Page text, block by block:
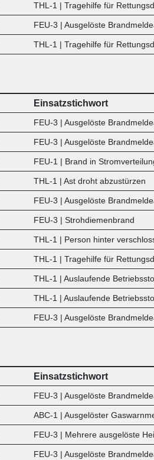
THL-1 | Tragehilfe für
FEU-3 | Ausgelöste
THL-1 | Tragehilfe für
Einsatzstichwort
FEU-3 | Ausgelöste
FEU-3 | Ausgelöste
FEU-1 | Brand in
THL-1 | Ast droht abzustürzen
FEU-3 | Ausgelöste
FEU-3 | Strohdiemenbrand
THL-1 | Person hinter
THL-1 | Tragehilfe für
THL-1 | Auslaufende
THL-1 | Auslaufende
FEU-3 | Ausgelöste
Einsatzstichwort
FEU-3 | Ausgelöste
ABC-1 | Ausgelöster
FEU-3 | Mehrere ausgelöste
FEU-3 | Ausgelöste